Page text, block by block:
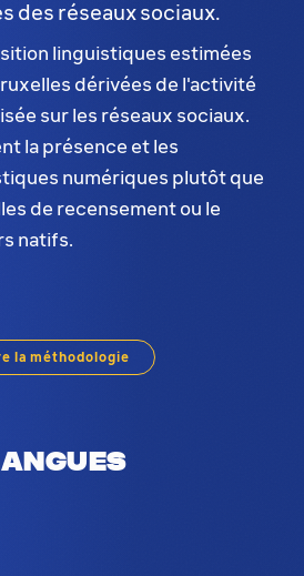
des réseaux sociaux.
linguistiques estimées
dérivées de l'activité
sur les réseaux sociaux.
la présence et les
numériques plutôt que
de recensement ou le
natifs.
à Bruxelles. Sur la
la méthodologie